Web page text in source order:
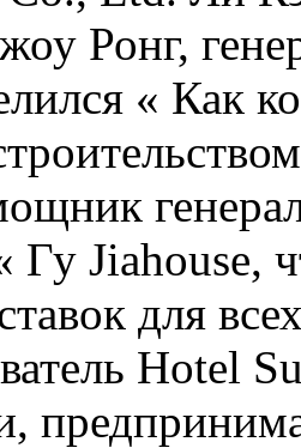
Ронг,
« Как
Гу Jiahouse,
для
Hotel